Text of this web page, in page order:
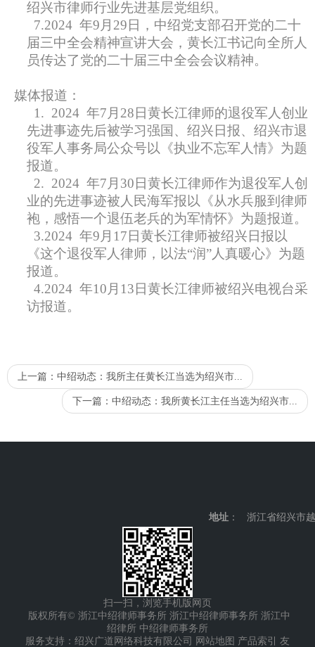
绍兴市律师行业先进基层党组织。
7.2024 年9月29日，中绍党支部召开党的二十
届三中全会精神宣讲大会，黄长江书记向全所人
员传达了党的二十届三中全会会议精神。
媒体报道：
1. 2024 年7月28日黄长江律师的退役军人创业
先进事迹先后被学习强国、绍兴日报、绍兴市退
役军人事务局公众号以《执业不忘军人情》为题
报道。
2. 2024 年7月30日黄长江律师作为退役军人创
业的先进事迹被人民海军报以《从水兵服到律师
袍，感悟一个退伍老兵的为军情怀》为题报道。
3.2024 年9月17日黄长江律师被绍兴日报以
《这个退役军人律师，以法“润”人真暖心》为题
报道。
4.2024 年10月13日黄长江律师被绍兴电视台采
访报道。
上一篇： 中绍动态：我所主任黄长江当选为绍兴市...
下一篇： 中绍动态：我所黄长江主任当选为绍兴市...
地址 ： 浙江省绍兴市
扫一扫，浏览手机版网页
版权所有© 浙江中绍律师事务所 浙江中绍律师事务所 浙江中
绍律所 中绍律师事务所
服务支持：绍兴广道网络科技有限公司
网站地图 产品索引 友